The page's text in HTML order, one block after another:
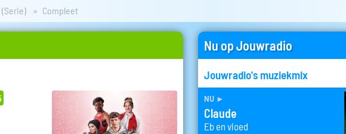
(Serie) Compleet
Nu op Jouwradio
Jouwradio's muziekmix
nu ►
Claude
Eb en vloed